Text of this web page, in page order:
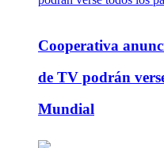
Cooperativa
de TV podrán
Mundial